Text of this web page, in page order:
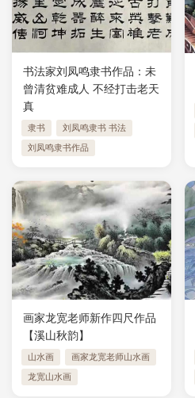
书法家刘凤鸣隶书作品：未
曾清贫难成人 不经打击老天
真
隶书 刘凤鸣隶书 书法
刘凤鸣隶书作品
画家龙宽老师新作四尺作品
【溪山秋韵】
山水画 画家龙宽老师山水画
龙宽山水画